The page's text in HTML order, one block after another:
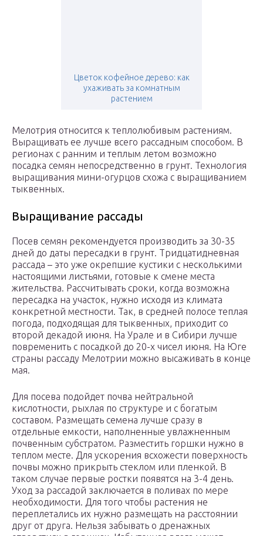
Цветок кофейное дерево: как
ухаживать за комнатным
растением
Мелотрия относится к теплолюбивым растениям.
Выращивать ее лучше всего рассадным способом. В
регионах с ранним и теплым летом возможно
посадка семян непосредственно в грунт. Технология
выращивания мини-огурцов схожа с выращиванием
тыквенных.
Выращивание рассады
Посев семян рекомендуется производить за 30-35
дней до даты пересадки в грунт. Тридцатидневная
рассада – это уже окрепшие кустики с несколькими
настоящими листьями, готовые к смене места
жительства. Рассчитывать сроки, когда возможна
пересадка на участок, нужно исходя из климата
конкретной местности. Так, в средней полосе теплая
погода, подходящая для тыквенных, приходит со
второй декадой июня. На Урале и в Сибири лучше
повременить с посадкой до 20-х чисел июня. На Юге
страны рассаду Мелотрии можно высаживать в конце
мая.
Для посева подойдет почва нейтральной
кислотности, рыхлая по структуре и с богатым
составом. Размещать семена лучше сразу в
отдельные емкости, наполненные увлажненным
почвенным субстратом. Разместить горшки нужно в
теплом месте. Для ускорения всхожести поверхность
почвы можно прикрыть стеклом или пленкой. В
таком случае первые ростки появятся на 3-4 день.
Уход за рассадой заключается в поливах по мере
необходимости. Для того чтобы растения не
переплетались их нужно размещать на расстоянии
друг от друга. Нельзя забывать о дренажных